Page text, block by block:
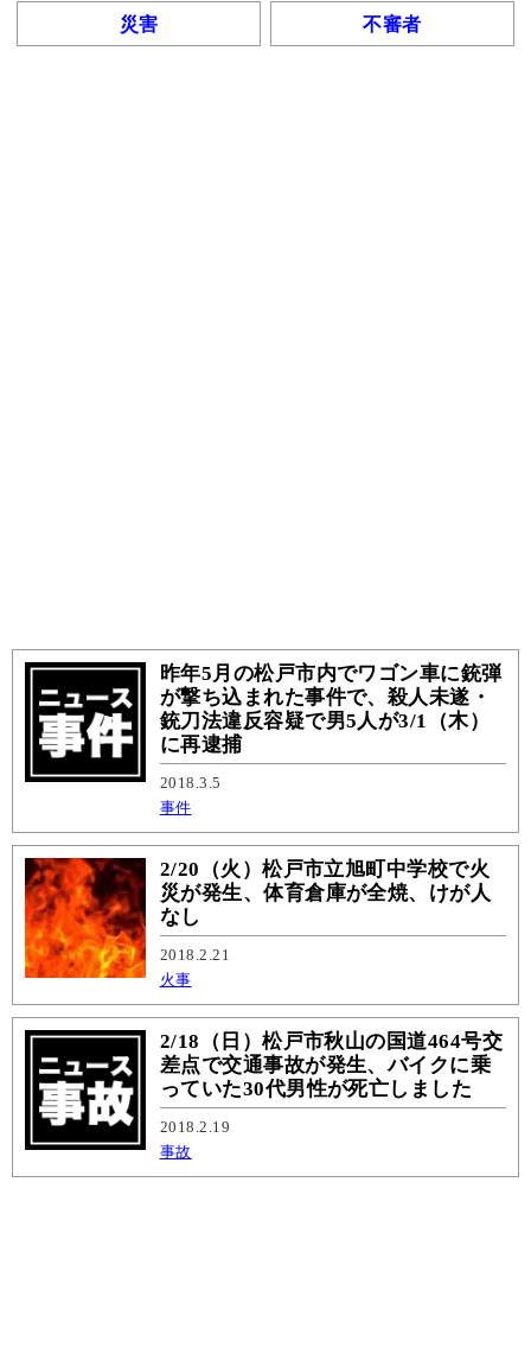
災害 不審者
昨年5月の松戸市内でワゴン車に銃弾
が撃ち込まれた事件で、殺人未遂・
銃刀法違反容疑で男5人が3/1（木）
に再逮捕
2018.3.5
事件
2/20（火）松戸市立旭町中学校で火
災が発生、体育倉庫が全焼、けが人
なし
2018.2.21
火事
2/18（日）松戸市秋山の国道464号交
差点で交通事故が発生、バイクに乗
っていた30代男性が死亡しました
2018.2.19
事故